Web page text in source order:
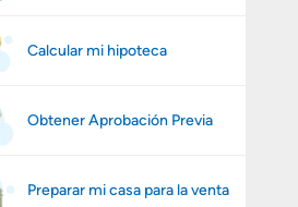
Calcular mi hipoteca
Obtener Aprobación Previa
Preparar mi casa para la venta